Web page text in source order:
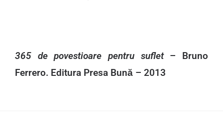
365 de povestioare pentru suflet– Bruno
Ferrero. Editura Presa Bună – 2013